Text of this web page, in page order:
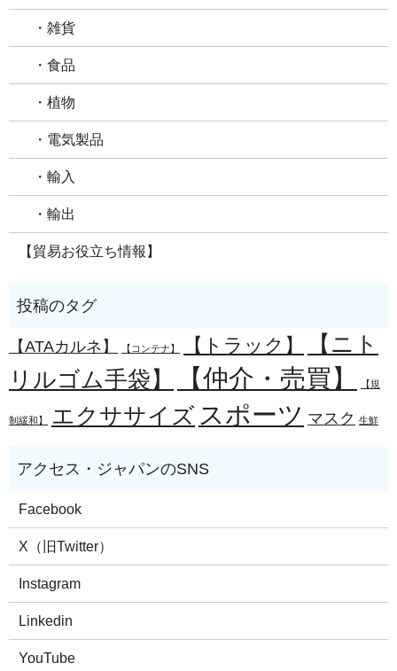
・雑貨
・食品
・植物
・電気製品
・輸入
・輸出
【貿易お役立ち情報】
【ATAカルネ】 【コンテナ】 【トラック】
【ニト
リルゴム手袋】
【仲介・売買】 【規
制緩和】 エクササイズ スポーツ マスク 生鮮
Facebook
X（旧Twitter）
Instagram
Linkedin
YouTube